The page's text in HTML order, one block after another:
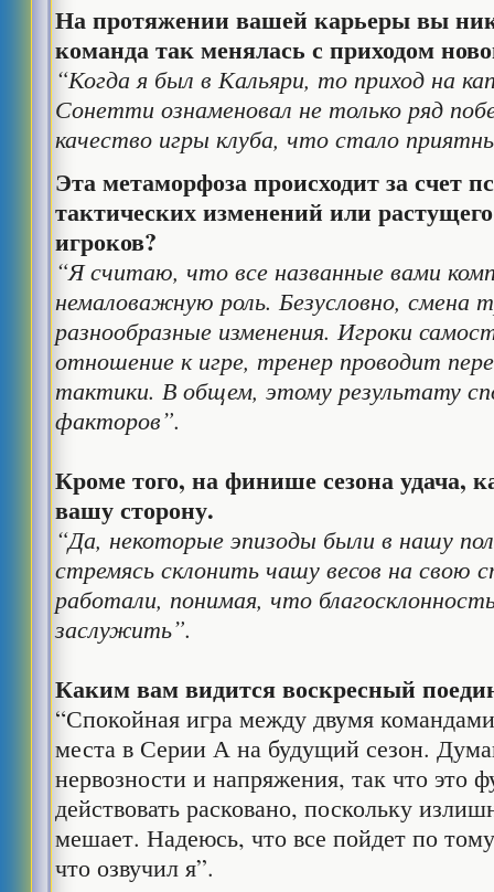
На протяжении вашей карьеры вы
команда так менялась с приходом
“Когда я был в Кальяри, то приход на
Сонетти ознаменовал не только ряд
качество игры клуба, что стало
Эта метаморфоза происходит за счет
тактических изменений или
игроков?
“Я считаю, что все названные вами
немаловажную роль. Безусловно, смена
разнообразные изменения. Игроки
отношение к игре, тренер проводит
тактики. В общем, этому результату
факторов”.
Кроме того, на финише сезона удача,
вашу сторону.
“Да, некоторые эпизоды были в нашу
стремясь склонить чашу весов на свою
работали, понимая, что
заслужить”.
Каким вам видится воскресный
“Спокойная игра между двумя
места в Серии А на будущий сезон.
нервозности и напряжения, так что это
действовать расковано, поскольку
мешает. Надеюсь, что все пойдет по
что озвучил я”.